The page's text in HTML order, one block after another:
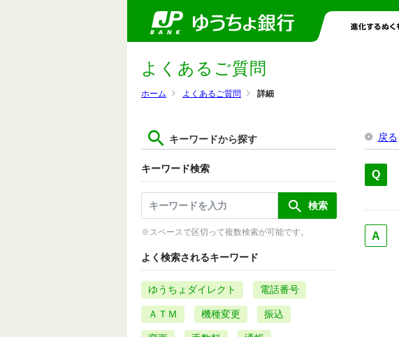
ホーム よくあるご質問 詳細
よくあるご質問
キーワードから探す
キーワード検索
※スペースで区切って複数検索が可能です。
よく検索されるキーワード
ゆうちょダイレクト 電話番号
ＡＴＭ 機種変更 振込
戻る